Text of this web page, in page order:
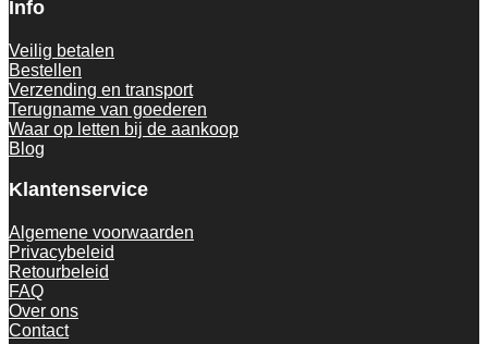
Info
Veilig betalen
Bestellen
Verzending en transport
Terugname van goederen
Waar op letten bij de aankoop
Blog
Klantenservice
Algemene voorwaarden
Privacybeleid
Retourbeleid
FAQ
Over ons
Contact